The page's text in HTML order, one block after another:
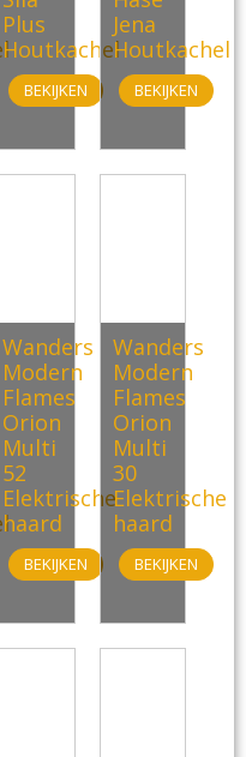
Plus
Houtkachel
BEKIJKEN
Jena
Houtkachel
BEKIJKEN
Wanders
Modern
Flames
Orion
Multi
52
Elektrische
haard
BEKIJKEN
Wanders
Modern
Flames
Orion
Multi
30
Elektrische
haard
BEKIJKEN